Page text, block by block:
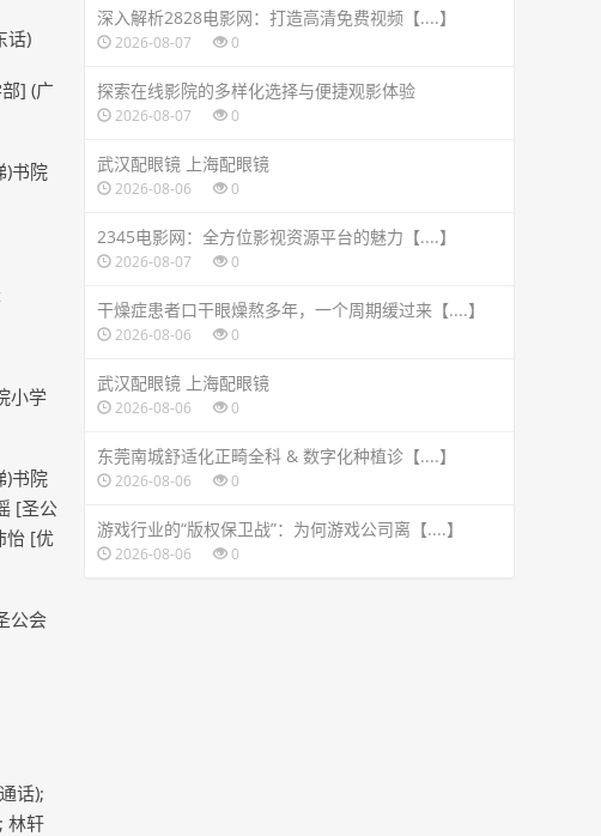
话)
] (广
)书院
小学
)书院
[圣公
怡 [优
公会
话);
林轩
深入解析2828电影网：打造高清免费视频【....】
2026-08-07 0
探索在线影院的多样化选择与便捷观影体验
2026-08-07 0
武汉配眼镜 上海配眼镜
2026-08-06 0
2345电影网：全方位影视资源平台的魅力【....】
2026-08-07 0
干燥症患者口干眼燥熬多年，一个周期缓过来【....】
2026-08-06 0
武汉配眼镜 上海配眼镜
2026-08-06 0
东莞南城舒适化正畸全科 & 数字化种植诊【....】
2026-08-06 0
游戏行业的“版权保卫战”：为何游戏公司离【....】
2026-08-06 0